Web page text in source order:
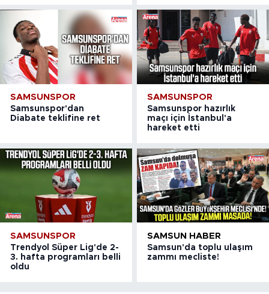
SAMSUNSPOR
Samsunspor'dan
Diabate teklifine ret
SAMSUNSPOR
Samsunspor hazırlık
maçı için İstanbul'a
hareket etti
SAMSUNSPOR
Trendyol Süper Lig'de 2-
3. hafta programları belli
oldu
SAMSUN HABER
Samsun'da toplu ulaşım
zammı mecliste!